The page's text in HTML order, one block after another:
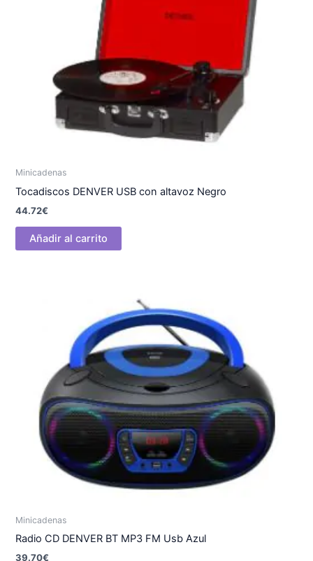
Minicadenas
Tocadiscos DENVER USB con altavoz Negro
44.72€
Añadir al carrito
Minicadenas
Radio CD DENVER BT MP3 FM Usb Azul
39.70€